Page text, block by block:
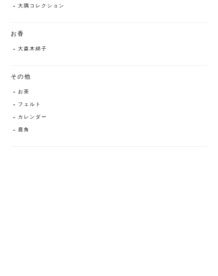
大隅コレクション
お香
大森木綿子
その他
お茶
フェルト
カレンダー
鹿角